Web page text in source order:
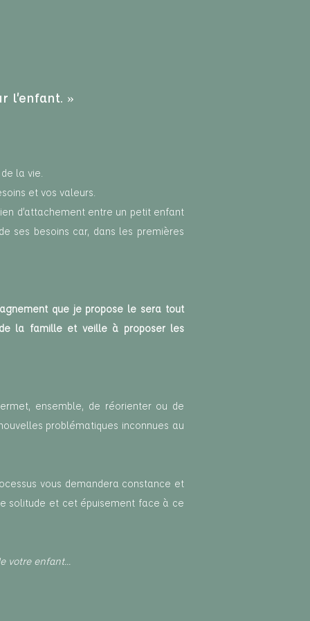
l’enfant. »
la vie.
et vos valeurs.
d’attachement entre un petit enfant
ses besoins car, dans les premières
que je propose le sera tout
de la famille et veille à proposer les
ensemble, de réorienter ou de
problématiques inconnues au
vous demandera constance et
solitude et cet épuisement face à ce
enfant...